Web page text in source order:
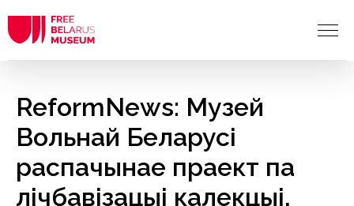
ReformNews: Музей
Вольнай Беларусі
распачынае праект па
лічбавізацыі калекцыі,